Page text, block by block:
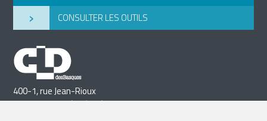
› CONSULTER LES OUTILS
400-1, rue Jean-Rioux
Trois-Pistoles (Québec) G0L 4K0